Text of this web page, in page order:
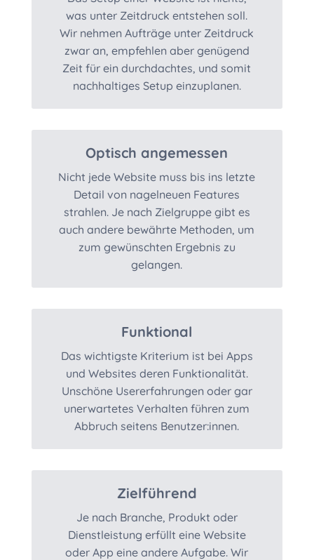
was unter Zeitdruck entstehen soll.
Wir nehmen Aufträge unter Zeitdruck
zwar an, empfehlen aber genügend
Zeit für ein durchdachtes, und somit
nachhaltiges Setup einzuplanen.
Optisch angemessen
Nicht jede Website muss bis ins letzte
Detail von nagelneuen Features
strahlen. Je nach Zielgruppe gibt es
auch andere bewährte Methoden, um
zum gewünschten Ergebnis zu
gelangen.
Funktional
Das wichtigste Kriterium ist bei Apps
und Websites deren Funktionalität.
Unschöne Usererfahrungen oder gar
unerwartetes Verhalten führen zum
Abbruch seitens Benutzer:innen.
Zielführend
Je nach Branche, Produkt oder
Dienstleistung erfüllt eine Website
oder App eine andere Aufgabe. Wir